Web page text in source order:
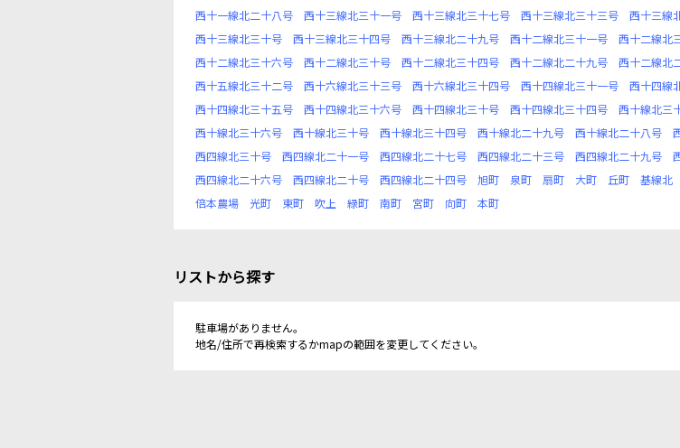
西十一線北二十八号
西十三線北三十一号 西十三線北三十七号 西十三線北三十三号 西十三線
西十三線北三十号
西十三線北三十四号 西十三線北二十九号 西十二線北三十一号 西十二線北
西十二線北三十六号
西十二線北三十号 西十二線北三十四号 西十二線北二十九号 西十二線北
西十五線北三十二号
西十六線北三十三号 西十六線北三十四号 西十四線北三十一号 西十四線
西十四線北三十五号
西十四線北三十六号 西十四線北三十号 西十四線北三十四号 西十線北三
西十線北三十六号
西十線北三十号 西十線北三十四号 西十線北二十九号 西十線北二十八号
西四線北三十号
西四線北二十一号 西四線北二十七号 西四線北二十三号 西四線北二十九号
西四線北二十六号
西四線北二十号 西四線北二十四号 旭町 泉町 扇町 大町 丘町 基線北
倍本農場
光町 東町 吹上 緑町 南町 宮町 向町 本町
リストから探す
駐車場がありません。
地名/住所で再検索するかmapの範囲を変更してください。